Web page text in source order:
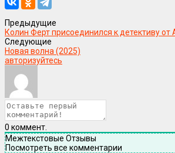
Предыдущие
Колин Ферт присоединился к детективу от
Следующие
Новая волна (2025)
авторизуйтесь
0 коммент.
Межтекстовые Отзывы
Посмотреть все комментарии